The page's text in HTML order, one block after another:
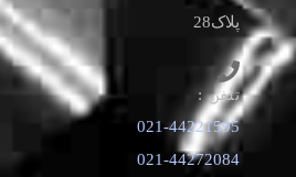
پلاک28
تلفن :
021-44221595
021-44272084